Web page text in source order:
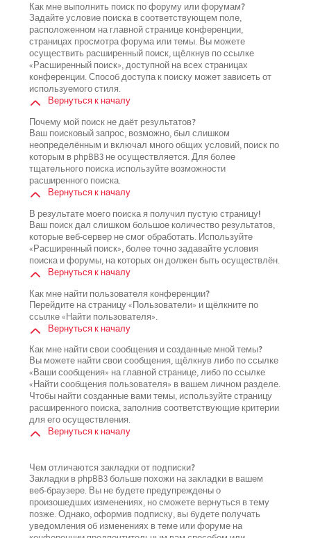
Как мне выполнить поиск по форуму или форумам?
Задайте условие поиска в соответствующем поле,
расположенном на главной странице конференции,
страницах просмотра форума или темы. Вы можете
осуществить расширенный поиск, щёлкнув по ссылке
«Расширенный поиск», доступной на всех страницах
конференции. Способ доступа к поиску может зависеть от
используемого стиля.
Вернуться к началу
Почему мой поиск не даёт результатов?
Ваш поисковый запрос, возможно, был слишком
неопределённым и включал много общих условий, поиск по
которым в phpBB3 не осуществляется. Для более
тщательного поиска используйте возможности
расширенного поиска.
Вернуться к началу
В результате моего поиска я получил пустую страницу!
Ваш поиск дал слишком большое количество результатов,
которые веб-сервер не смог обработать. Используйте
«Расширенный поиск», более точно задавайте условия
поиска и форумы, на которых он должен быть осуществлён.
Вернуться к началу
Как мне найти пользователя конференции?
Перейдите на страницу «Пользователи» и щёлкните по
ссылке «Найти пользователя».
Вернуться к началу
Как мне найти свои сообщения и созданные мной темы?
Вы можете найти свои сообщения, щёлкнув либо по ссылке
«Ваши сообщения» на главной странице, либо по ссылке
«Найти сообщения пользователя» в вашем личном разделе.
Чтобы найти созданные вами темы, используйте страницу
расширенного поиска, заполнив соответствующие критерии
для его осуществления.
Вернуться к началу
Чем отличаются закладки от подписки?
Закладки в phpBB3 больше похожи на закладки в вашем
веб-браузере. Вы не будете предупреждены о
произошедших изменениях, но сможете вернуться в тему
позже. Однако, оформив подписку, вы будете получать
уведомления об изменениях в теме или форуме на